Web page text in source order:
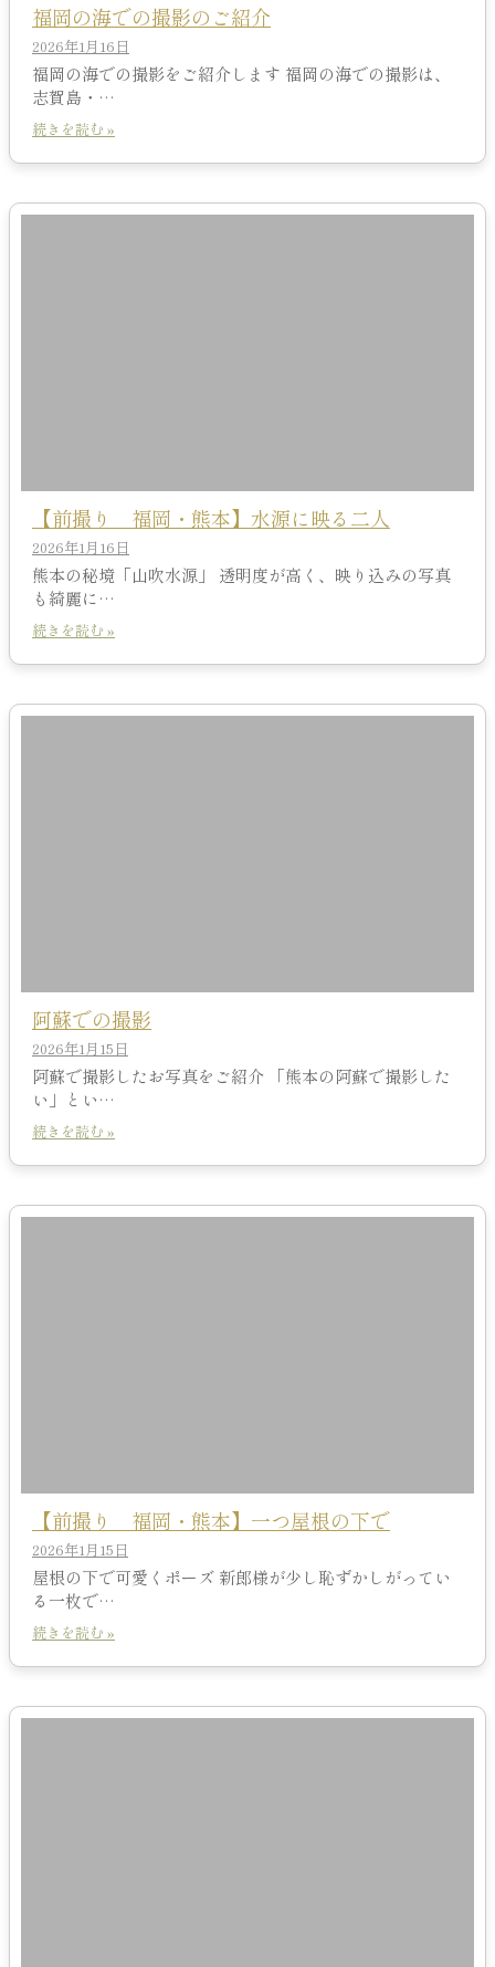
福岡の海での撮影のご紹介
2026年1月16日
福岡の海での撮影をご紹介します 福岡の海での撮影は、
志賀島・…
続きを読む »
【前撮り 福岡・熊本】水源に映る二人
2026年1月16日
熊本の秘境「山吹水源」 透明度が高く、映り込みの写真
も綺麗に…
続きを読む »
阿蘇での撮影
2026年1月15日
阿蘇で撮影したお写真をご紹介 「熊本の阿蘇で撮影した
い」とい…
続きを読む »
【前撮り 福岡・熊本】一つ屋根の下で
2026年1月15日
屋根の下で可愛くポーズ 新郎様が少し恥ずかしがってい
る一枚で…
続きを読む »